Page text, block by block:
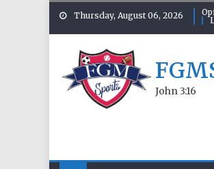
Thursday, August 06, 2026
John 3:16